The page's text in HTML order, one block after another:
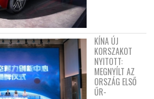
KÍNA ÚJ
KORSZAKOT
NYITOTT:
MEGNYÍLT AZ
ORSZÁG ELSŐ
ŰR-